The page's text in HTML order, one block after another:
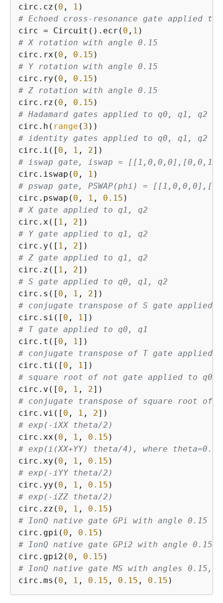
circ.cz( 0 , 1
# Echoed cross-resonance gate applied to
circ = Circuit().ecr( 0 , 1
# X rotation with angle 0.15
circ.rx( 0 , 0.15
# Y rotation with angle 0.15
circ.ry( 0 , 0.15
# Z rotation with angle 0.15
circ.rz( 0 , 0.15
# Hadamard gates applied to q0, q1, q2
circ.h( range ( 3
# identity gates applied to q0, q1, q2
circ.i([ 0 , 1 , 2
# iswap gate, iswap =
circ.iswap( 0 , 1
# pswap gate, PSWAP(phi) =
circ.pswap( 0 , 1 , 0.15
# X gate applied to q1, q2
circ.x([ 1 , 2
# Y gate applied to q1, q2
circ.y([ 1 , 2
# Z gate applied to q1, q2
circ.z([ 1 , 2
# S gate applied to q0, q1, q2
circ.s([ 0 , 1 , 2
# conjugate transpose of S gate applied
circ.si([ 0 , 1
# T gate applied to q0, q1
circ.t([ 0 , 1
# conjugate transpose of T gate applied
circ.ti([ 0 , 1
# square root of not gate applied to q0,
circ.v([ 0 , 1 , 2
# conjugate transpose of square root of
circ.vi([ 0 , 1 , 2
# exp(-iXX theta/2)
circ.xx( 0 , 1 , 0.15
# exp(i(XX+YY) theta/4), where
circ.xy( 0 , 1 , 0.15
# exp(-iYY theta/2)
circ.yy( 0 , 1 , 0.15
# exp(-iZZ theta/2)
circ.zz( 0 , 1 , 0.15
# IonQ native gate GPi with angle 0.15
circ.gpi( 0 , 0.15
# IonQ native gate GPi2 with angle 0.15
circ.gpi2( 0 , 0.15
# IonQ native gate MS with angles 0.15,
circ.ms( 0 , 1 , 0.15 , 0.15 , 0.15